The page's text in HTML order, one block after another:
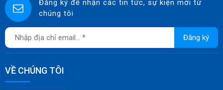
DKM
JOKWANG
HAWKS
Đăng ký để nhận các tin tức, sự kiện mới từ
chúng tôi
Đăng ký
VỀ CHÚNG TÔI